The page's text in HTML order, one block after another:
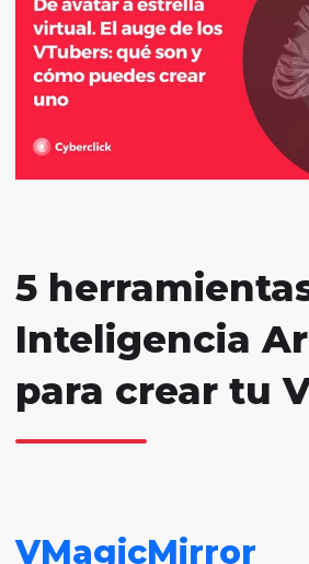
5
Inteligencia
para crear tu
VMagicMirror